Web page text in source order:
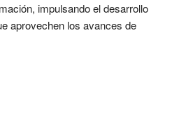
impulsando el desarrollo
aprovechen los avances de